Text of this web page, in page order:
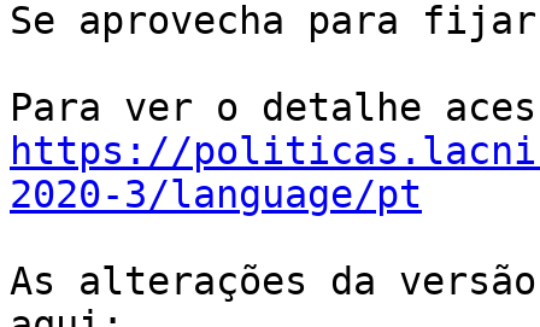
Se aprovecha para
https://
2020-3/language/pt
As alterações da